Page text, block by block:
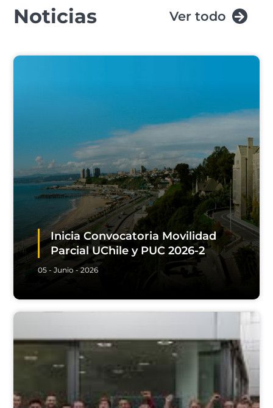
Noticias Ver todo
Inicia Convocatoria Movilidad
Parcial UChile y PUC 2026-2
05 - Junio - 2026